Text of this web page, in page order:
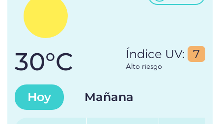
30°C Índice UV: 7
Alto riesgo
Hoy Mañana